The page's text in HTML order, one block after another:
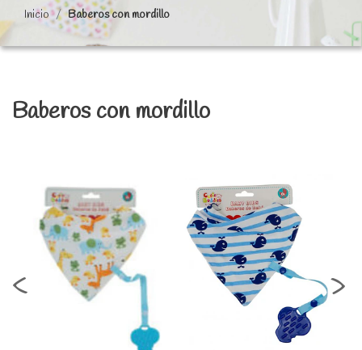
Inicio Baberos con mordillo
Baberos con mordillo
‹ ›